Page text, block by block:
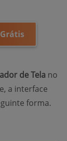
de Tela no
a interface
forma.